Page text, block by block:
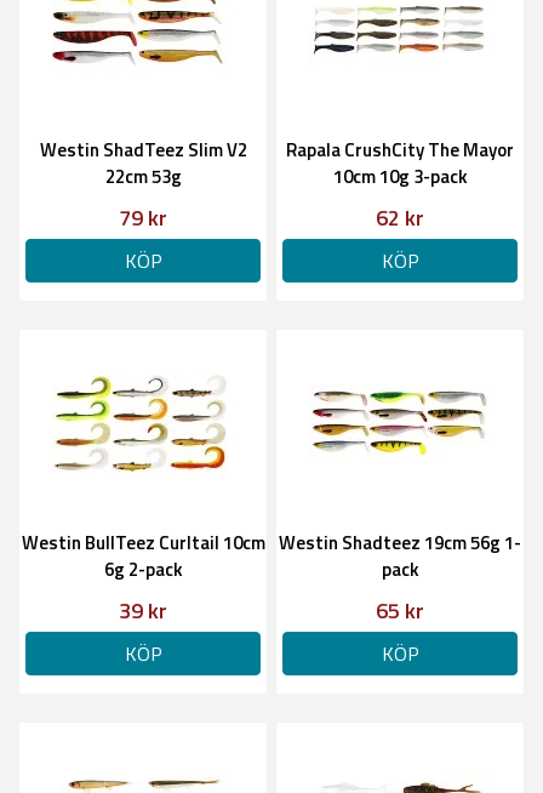
Westin ShadTeez Slim V2
22cm 53g
79 kr
KÖP
Rapala CrushCity The Mayor
10cm 10g 3-pack
62 kr
KÖP
Westin BullTeez Curltail 10cm
6g 2-pack
39 kr
KÖP
Westin Shadteez 19cm 56g 1-
pack
65 kr
KÖP